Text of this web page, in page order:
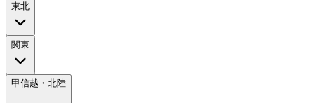
東北
関東
甲信越・北陸